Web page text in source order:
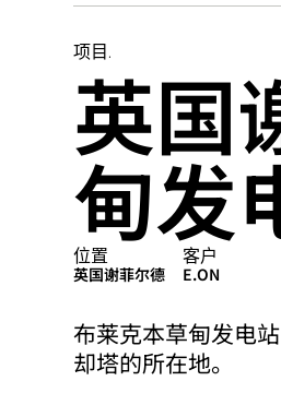
项目.
英
甸
位置
英国谢菲尔德 客户
E.ON
布莱克本草甸发电
却塔的所在地。